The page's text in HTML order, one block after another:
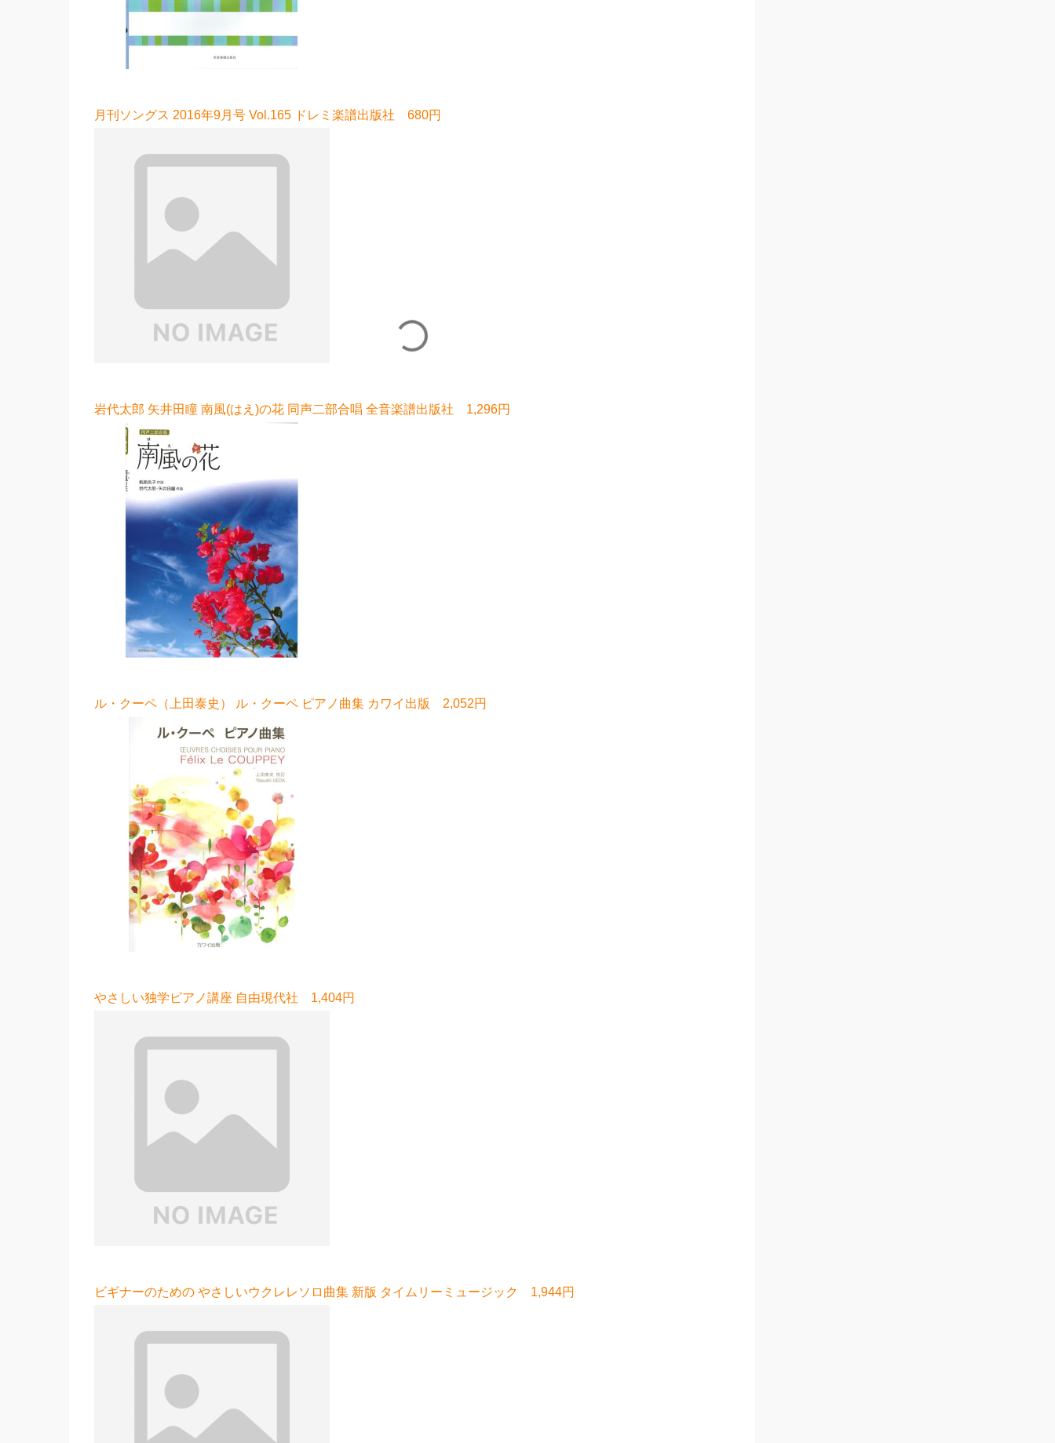
月刊ソングス 2016年9月号 Vol.165 ドレミ楽譜出版社 680円
岩代太郎 矢井田瞳 南風(はえ)の花 同声二部合唱 全音楽譜出版社 1,296円
ル・クーペ（上田泰史） ル・クーペ ピアノ曲集 カワイ出版 2,052円
やさしい独学ピアノ講座 自由現代社 1,404円
ビギナーのための やさしいウクレレソロ曲集 新版 タイムリーミュージック 1,944円